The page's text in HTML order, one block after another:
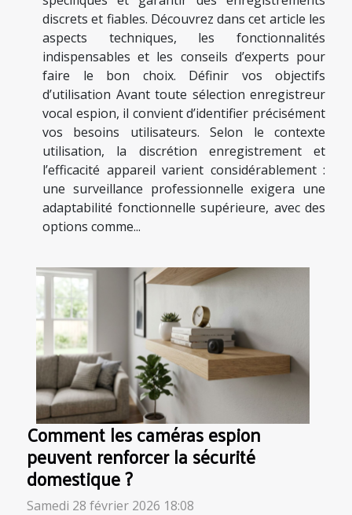
discrets et fiables. Découvrez dans cet article les
aspects techniques, les fonctionnalités
indispensables et les conseils d’experts pour
faire le bon choix. Définir vos objectifs
d’utilisation Avant toute sélection enregistreur
vocal espion, il convient d’identifier précisément
vos besoins utilisateurs. Selon le contexte
utilisation, la discrétion enregistrement et
l’efficacité appareil varient considérablement :
une surveillance professionnelle exigera une
adaptabilité fonctionnelle supérieure, avec des
options comme...
Comment les caméras espion
peuvent renforcer la sécurité
domestique ?
Samedi 28 février 2026 18:08